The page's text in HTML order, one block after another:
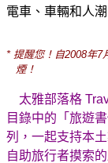
電車、車輛和人潮
* 提醒您！自2008年7
煙！
太雅部落格
目錄中的「旅遊
列，一起支持本
自助旅行者摸索的